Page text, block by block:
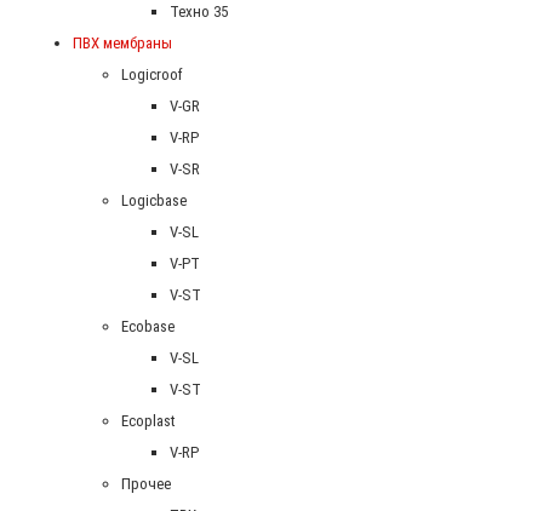
Техно 35
ПВХ мембраны
Logicroof
V-GR
V-RP
V-SR
Logicbase
V-SL
V-PT
V-ST
Ecobase
V-SL
V-ST
Ecoplast
V-RP
Прочее